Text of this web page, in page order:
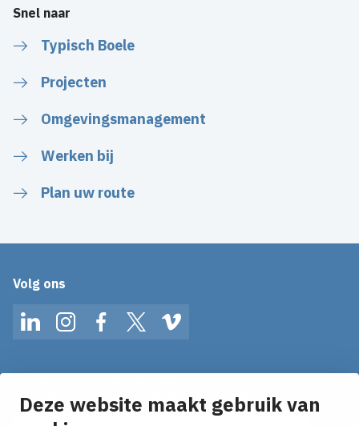
Deze website maakt gebruik van
Snel naar
Typisch Boele
Projecten
Omgevingsmanagement
Werken bij
Plan uw route
Volg ons
LinkedInInstagramFacebookTwitterVimeo
Ontvang onze nieuws alerts in je mailbox!